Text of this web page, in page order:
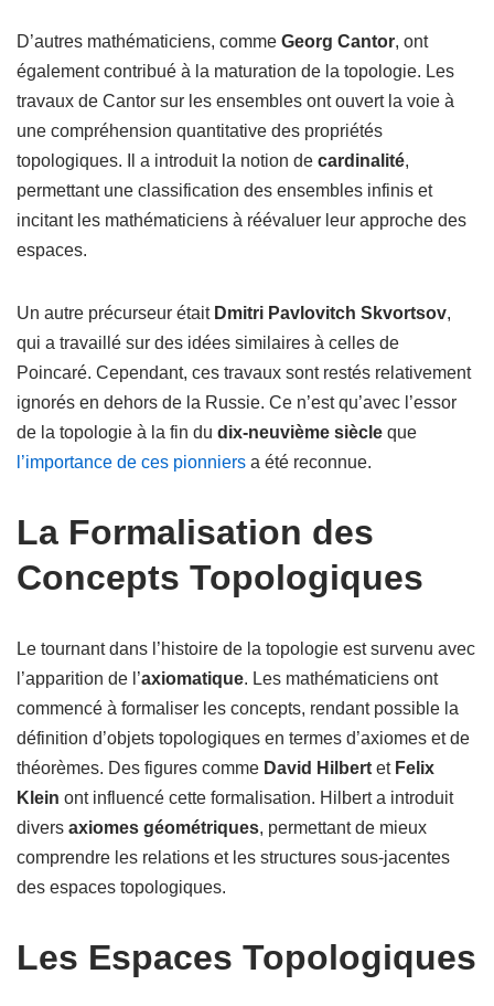
D’autres mathématiciens, comme Georg Cantor, ont
également contribué à la maturation de la topologie. Les
travaux de Cantor sur les ensembles ont ouvert la voie à
une compréhension quantitative des propriétés
topologiques. Il a introduit la notion de cardinalité,
permettant une classification des ensembles infinis et
incitant les mathématiciens à réévaluer leur approche des
espaces.
Un autre précurseur était Dmitri Pavlovitch Skvortsov,
qui a travaillé sur des idées similaires à celles de
Poincaré. Cependant, ces travaux sont restés relativement
ignorés en dehors de la Russie. Ce n’est qu’avec l’essor
de la topologie à la fin du dix-neuvième siècle que
l’importance de ces pionniers a été reconnue.
La Formalisation des
Concepts Topologiques
Le tournant dans l’histoire de la topologie est survenu avec
l’apparition de l’axiomatique. Les mathématiciens ont
commencé à formaliser les concepts, rendant possible la
définition d’objets topologiques en termes d’axiomes et de
théorèmes. Des figures comme David Hilbert et Felix
Klein ont influencé cette formalisation. Hilbert a introduit
divers axiomes géométriques, permettant de mieux
comprendre les relations et les structures sous-jacentes
des espaces topologiques.
Les Espaces Topologiques